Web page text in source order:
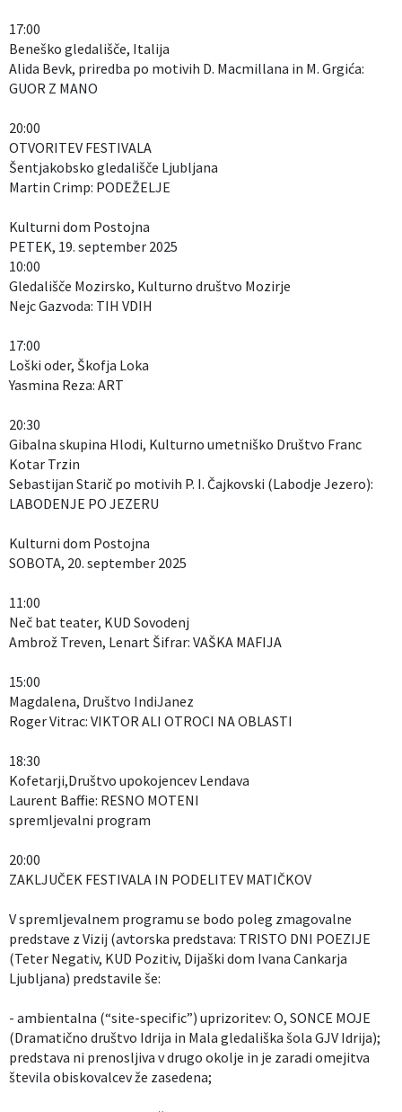
17:00
Beneško gledališče, Italija
Alida Bevk, priredba po motivih D. Macmillana in M. Grgića:
GUOR Z MANO
20:00
OTVORITEV FESTIVALA
Šentjakobsko gledališče Ljubljana
Martin Crimp: PODEŽELJE
Kulturni dom Postojna
PETEK, 19. september 2025
10:00
Gledališče Mozirsko, Kulturno društvo Mozirje
Nejc Gazvoda: TIH VDIH
17:00
Loški oder, Škofja Loka
Yasmina Reza: ART
20:30
Gibalna skupina Hlodi, Kulturno umetniško Društvo Franc
Kotar Trzin
Sebastijan Starič po motivih P. I. Čajkovski (Labodje Jezero):
LABODENJE PO JEZERU
Kulturni dom Postojna
SOBOTA, 20. september 2025
11:00
Neč bat teater, KUD Sovodenj
Ambrož Treven, Lenart Šifrar: VAŠKA MAFIJA
15:00
Magdalena, Društvo IndiJanez
Roger Vitrac: VIKTOR ALI OTROCI NA OBLASTI
18:30
Kofetarji,Društvo upokojencev Lendava
Laurent Baffie: RESNO MOTENI
spremljevalni program
20:00
ZAKLJUČEK FESTIVALA IN PODELITEV MATIČKOV
V spremljevalnem programu se bodo poleg zmagovalne
predstave z Vizij (avtorska predstava: TRISTO DNI POEZIJE
(Teter Negativ, KUD Pozitiv, Dijaški dom Ivana Cankarja
Ljubljana) predstavile še:
- ambientalna (“site-specific”) uprizoritev: O, SONCE MOJE
(Dramatično društvo Idrija in Mala gledališka šola GJV Idrija);
predstava ni prenosljiva v drugo okolje in je zaradi omejitva
števila obiskovalcev že zasedena;